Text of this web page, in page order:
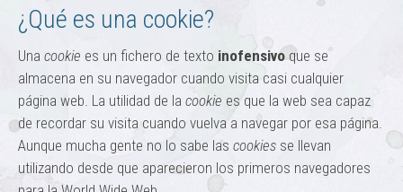
¿Qué es una cookie?
Una cookie es un fichero de texto inofensivoque se
almacena en su navegador cuando visita casi cualquier
página web. La utilidad de la cookie es que la web sea capaz
de recordar su visita cuando vuelva a navegar por esa página.
Aunque mucha gente no lo sabe las cookies se llevan
utilizando desde que aparecieron los primeros navegadores